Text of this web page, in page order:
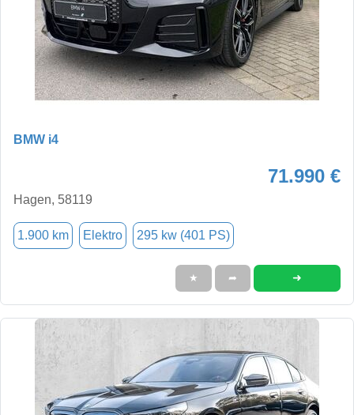
BMW i4
71.990 €
Hagen, 58119
1.900 km Elektro 295 kw (401 PS)
★ ➦ ➜